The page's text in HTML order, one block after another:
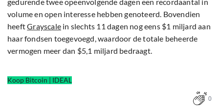
volume en open interesse hebben genoteerd. Bovendien
heeftGrayscale in slechts 11 dagen nog eens $1 miljard aan
haar fondsen toegevoegd, waardoor de totale beheerde
vermogen meer dan $5,1 miljard bedraagt.
Koop Bitcoin | IDEAL
0